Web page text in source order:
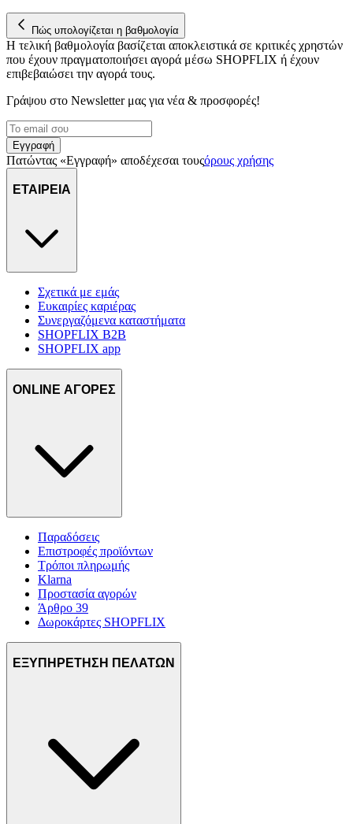
Πώς υπολογίζεται η βαθμολογία
Η τελική βαθμολογία βασίζεται αποκλειστικά σε κριτικές χρηστών
που έχουν πραγματοποιήσει αγορά μέσω SHOPFLIX ή έχουν
επιβεβαιώσει την αγορά τους.
Γράψου στο Νewsletter μας για νέα & προσφορές!
Εγγραφή
Πατώντας «Εγγραφή» αποδέχεσαι τουςόρους χρήσης
ΕΤΑΙΡΕΙΑ
Σχετικά με εμάς
Ευκαιρίες καριέρας
Συνεργαζόμενα καταστήματα
SHOPFLIX B2B
SHOPFLIX app
ONLINE ΑΓΟΡΕΣ
Παραδόσεις
Επιστροφές προϊόντων
Τρόποι πληρωμής
Klarna
Προστασία αγορών
Άρθρο 39
Δωροκάρτες SHOPFLIX
ΕΞΥΠΗΡΕΤΗΣΗ ΠΕΛΑΤΩΝ